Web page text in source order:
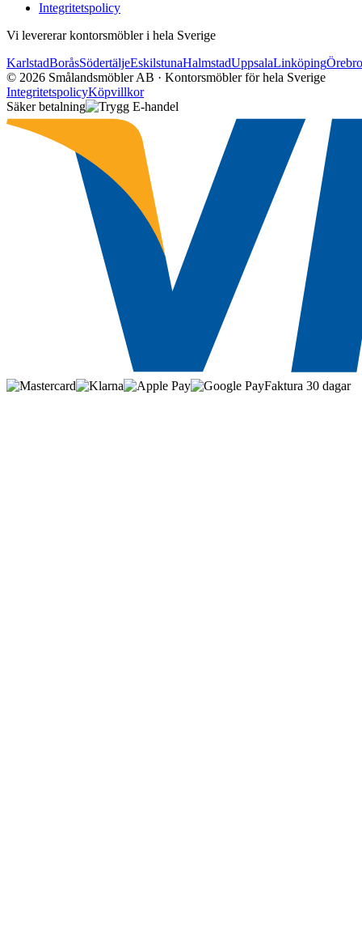
Integritetspolicy
Vi levererar kontorsmöbler i hela Sverige
KarlstadBoråsSödertäljeEskilstunaHalmstadUppsalaLinköpingÖrebro
© 2026 Smålandsmöbler AB · Kontorsmöbler för hela Sverige
IntegritetspolicyKöpvillkor
Säker betalning
Faktura 30 dagar